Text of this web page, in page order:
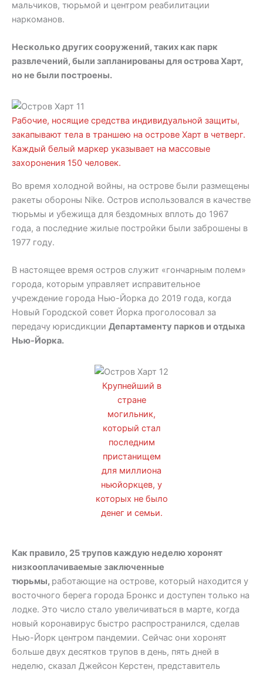
мальчиков, тюрьмой и центром реабилитации
наркоманов.
Несколько других сооружений, таких как парк
развлечений, были запланированы для острова Харт,
но не были построены.
Рабочие, носящие средства индивидуальной защиты,
закапывают тела в траншею на острове Харт в четверг.
Каждый белый маркер указывает на массовые
захоронения 150 человек.
Во время холодной войны, на острове были размещены
ракеты обороны Nike. Остров использовался в качестве
тюрьмы и убежища для бездомных вплоть до 1967
года, а последние жилые постройки были заброшены в
1977 году.
В настоящее время остров служит «гончарным полем»
города, которым управляет исправительное
учреждение города Нью-Йорка до 2019 года, когда
Новый Городской совет Йорка проголосовал за
передачу юрисдикции Департаменту парков и отдыха
Нью-Йорка.
Крупнейший в
стране
могильник,
который стал
последним
пристанищем
для миллиона
ньюйоркцев, у
которых не было
денег и семьи.
Как правило, 25 трупов каждую неделю хоронят
низкооплачиваемые заключенные
тюрьмы, работающие на острове, который находится у
восточного берега города Бронкс и доступен только на
лодке. Это число стало увеличиваться в марте, когда
новый коронавирус быстро распространился, сделав
Нью-Йорк центром пандемии. Сейчас они хоронят
больше двух десятков трупов в день, пять дней в
неделю, сказал Джейсон Керстен, представитель